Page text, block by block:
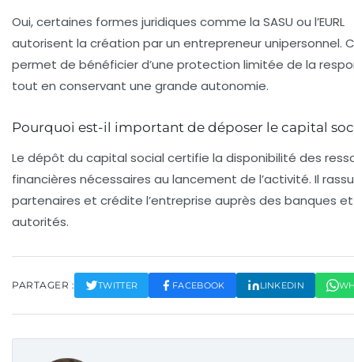
Oui, certaines formes juridiques comme la SASU ou l’EURL
autorisent la création par un entrepreneur unipersonnel.
permet de bénéficier d’une protection limitée de la
tout en conservant une grande autonomie.
Pourquoi est-il important de déposer le capital
Le dépôt du capital social certifie la disponibilité des
financières nécessaires au lancement de l’activité. Il
partenaires et crédite l’entreprise auprès des banques
autorités.
PARTAGER : TWITTER FACEBOOK LINKEDIN